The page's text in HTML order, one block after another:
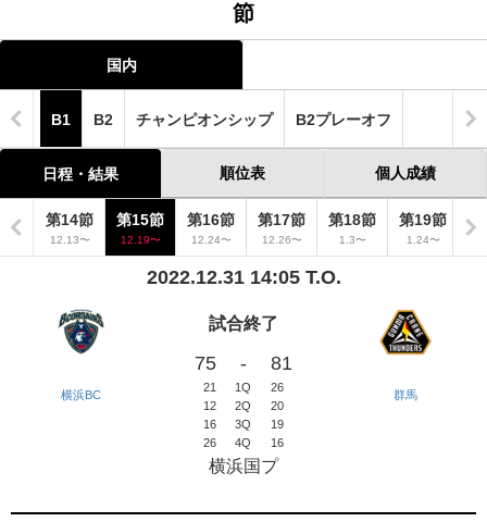
節
国内
B1 B2 チャンピオンシップ B2プレーオフ
日程・結果 順位表 個人成績
節
〜
第14節
12.13〜
第15節
12.19〜
第16節
12.24〜
第17節
12.26〜
第18節
1.3〜
第19節
1.24〜
2022.12.31 14:05 T.O.
横浜BC
試合終了
75 - 81
21 1Q
26
12
2Q
20
16
3Q
19
26
4Q 16
横浜国プ
群馬